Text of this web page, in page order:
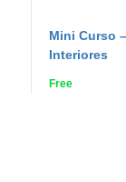
Mini Curso
Interiores
Free